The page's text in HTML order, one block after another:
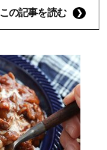
この記事を読む